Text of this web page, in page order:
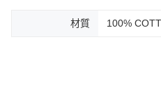
材質 100%